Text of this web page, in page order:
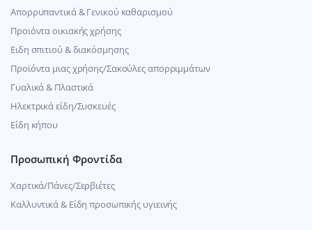
Απορρυπαντικά & Γενικού καθαρισμού
Προιόντα οικιακής χρήσης
Ειδη σπιτιού & διακόσμησης
Προϊόντα μιας χρήσης/Σακούλες απορριμμάτων
Γυαλικά & Πλαστικά
Ηλεκτρικά είδη/Συσκευές
Είδη κήπου
Προσωπική Φροντίδα
Χαρτικά/Πάνες/Σερβιέτες
Καλλυντικά & Είδη προσωπικής υγιεινής